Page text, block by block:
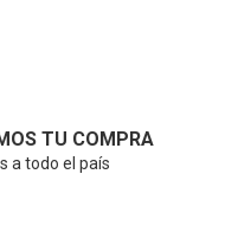
TU COMPRA
a todo el país